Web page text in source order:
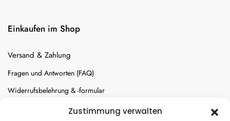
Zustimmung verwalten
Einkaufen im Shop
Versand & Zahlung
Fragen und Antworten (FAQ)
Widerrufsbelehrung & -formular
Batterien-Entsorgung